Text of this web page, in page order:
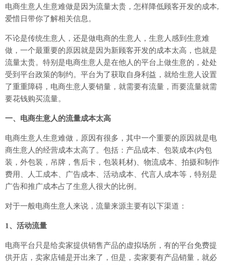
电商生意人生意难做是因为流量太贵，怎样降低顾客开发的成本,
爱惜日带你了解相关信息。
不论是传统生意人，还是做电商的生意人，生意人感到生意难
做，一个最重要的原因就是因为新顾客开发的成本太高，也就是
流量太贵。特别是电商生意人是在他人的平台上做生意的，处处
受到平台政策的制约。平台为了获取自身利益，就给生意人设置
了重重障碍，电商生意人要销量，就需要有流量，而要流量就需
要花钱购买流量。
一、电商生意人的流量成本太高
电商生意人生意难做，原因有很多，其中一个重要的原因就是电
商生意人的经营成本太高了。包括： 产品成本、包装成本(内包
装，外包装，吊牌，售后卡，包装耗材)、物流成本、拍摄和制作
费用、人工成本、广告成本、活动成本、代言人成本等，特别是
广告和推广成本占了生意人很大的比例。
对于一般电商生意人来说，流量来源主要有以下渠道：
1、活动流量
电商平台只是给卖家提供销售产品的虚拟场所，有的平台免费提
供开店，卖家店铺是开出来了，但是，卖家要有产品销量，就必